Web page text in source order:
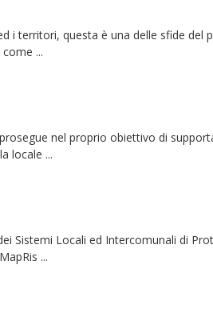
i territori, questa è una delle sfide
...
nel proprio obiettivo di
locale ...
Sistemi Locali ed Intercomunali di
...